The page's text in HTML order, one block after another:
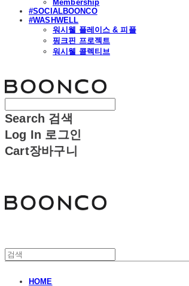
Membership
#SOCIALBOONCO
#WASHWELL
워시웰 플레이스 & 피플
핑크핀 프로젝트
워시웰 콜렉티브
Search 검색
Log In 로그인
Cart장바구니
HOME